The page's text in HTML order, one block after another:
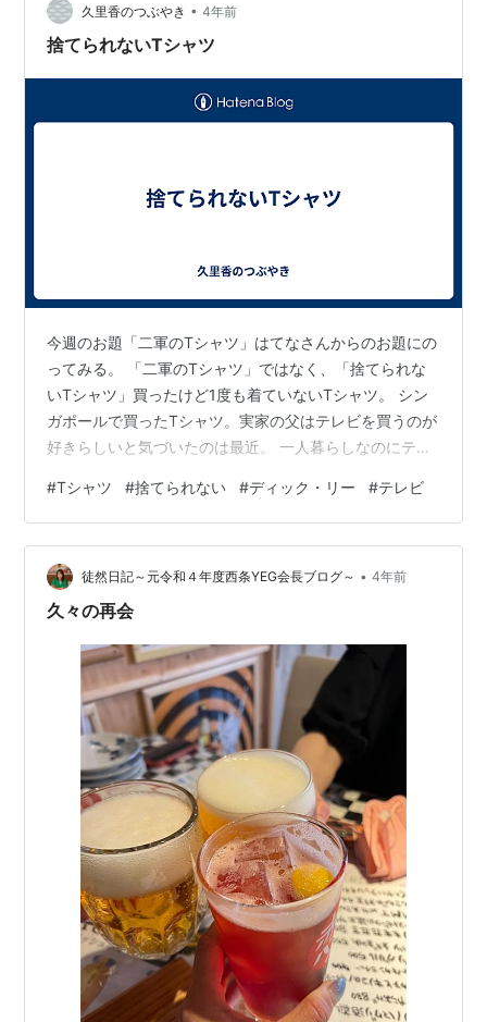
久里香のつぶやき • 4年前
捨てられないTシャツ
今週のお題「二軍のTシャツ」はてなさんからのお題にの
ってみる。 「二軍のTシャツ」ではなく、「捨てられな
いTシャツ」買ったけど1度も着ていないTシャツ。 シン
ガポールで買ったTシャツ。実家の父はテレビを買うのが
好きらしいと気づいたのは最近。 一人暮らしなのにテレ
はドンドン大きくなってきている。 私が実家にいた頃も
一人1台、テレビがあった。 私も高校生くらいから部屋に
テレビがあった。ある日、部屋でテレビを見ているとミ
ュージカル俳優が歌う番組をやっていた。 そこで楽しそ
うに歌う一人の男性。 ディック.リーだった。 それから
#Tシャツ #捨てられない #ディック・リー #テレビ
徒然日記～元令和４年度西条YEG会長ブログ～ • 4年前
久々の再会